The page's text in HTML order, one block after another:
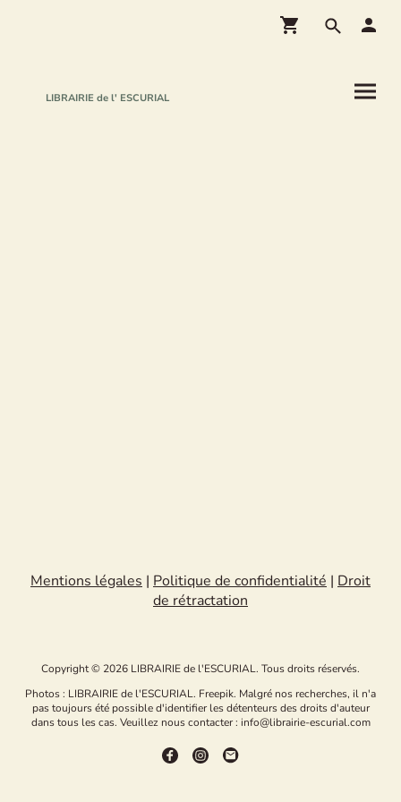
LIBRAIRIE de l' ESCURIAL
Mentions légales | Politique de confidentialité | Droit
de rétractation
Copyright © 2026 LIBRAIRIE de l'ESCURIAL. Tous droits réservés.
Photos : LIBRAIRIE de l'ESCURIAL. Freepik. Malgré nos recherches, il n'a
pas toujours été possible d'identifier les détenteurs des droits d'auteur
dans tous les cas. Veuillez nous contacter : info@librairie-escurial.com